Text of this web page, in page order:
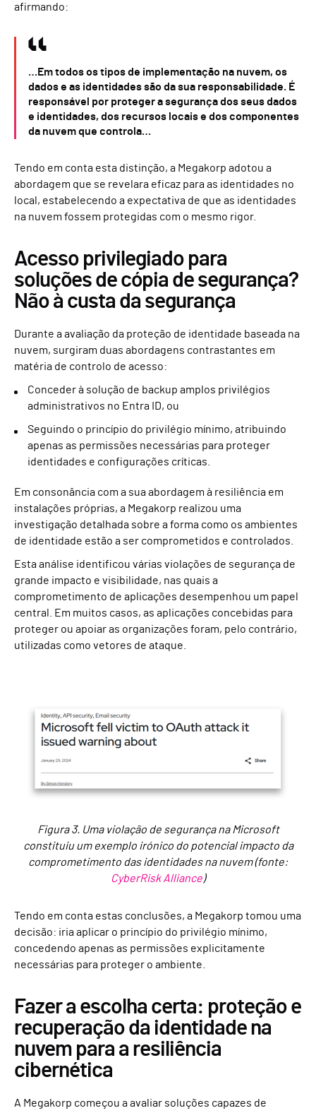
afirmando:
…Em todos os tipos de implementação na nuvem, os
dados e as identidades são da sua responsabilidade. É
responsável por proteger a segurança dos seus dados
e identidades, dos recursos locais e dos componentes
da nuvem que controla…
Tendo em conta esta distinção, a Megakorp adotou a
abordagem que se revelara eficaz para as identidades no
local, estabelecendo a expectativa de que as identidades
na nuvem fossem protegidas com o mesmo rigor.
Acesso privilegiado para
soluções de cópia de segurança?
Não à custa da segurança
Durante a avaliação da proteção de identidade baseada na
nuvem, surgiram duas abordagens contrastantes em
matéria de controlo de acesso:
Conceder à solução de backup amplos privilégios
administrativos no Entra ID, ou
Seguindo o princípio do privilégio mínimo, atribuindo
apenas as permissões necessárias para proteger
identidades e configurações críticas.
Em consonância com a sua abordagem à resiliência em
instalações próprias, a Megakorp realizou uma
investigação detalhada sobre a forma como os ambientes
de identidade estão a ser comprometidos e controlados.
Esta análise identificou várias violações de segurança de
grande impacto e visibilidade, nas quais a
comprometimento de aplicações desempenhou um papel
central. Em muitos casos, as aplicações concebidas para
proteger ou apoiar as organizações foram, pelo contrário,
utilizadas como vetores de ataque.
Figura 3. Uma violação de segurança na Microsoft
constituiu um exemplo irónico do potencial impacto da
comprometimento das identidades na nuvem (fonte:
CyberRisk Alliance)
Tendo em conta estas conclusões, a Megakorp tomou uma
decisão: iria aplicar o princípio do privilégio mínimo,
concedendo apenas as permissões explicitamente
necessárias para proteger o ambiente.
Fazer a escolha certa: proteção e
recuperação da identidade na
nuvem para a resiliência
cibernética
A Megakorp começou a avaliar soluções capazes de